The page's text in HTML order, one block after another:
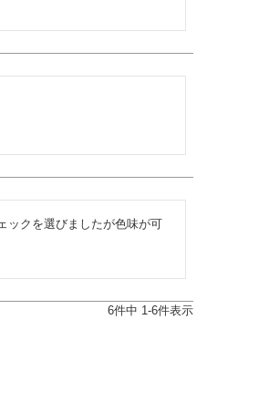
ックを選びましたが色味が可
6件中 1 -6件表示